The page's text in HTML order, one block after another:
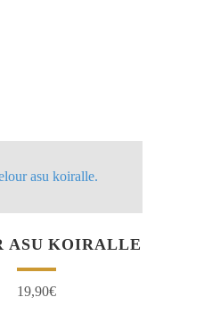
ASU KOIRALLE
19,90€